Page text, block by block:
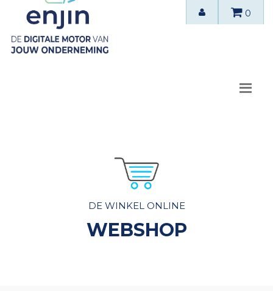
0
DE WINKEL ONLINE
WEBSHOP